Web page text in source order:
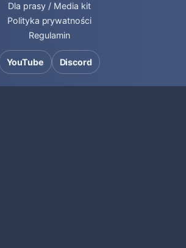
Dla prasy / Media kit
Polityka prywatności
Regulamin
YouTube Discord